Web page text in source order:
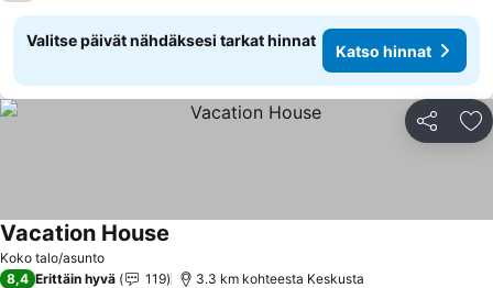
Valitse päivät nähdäksesi tarkat hinnat
Katso hinnat
Jaa
Koko talo/asunto
Vacation House
8,4 Erittäin hyvä 119 3.3 km kohteesta Keskusta